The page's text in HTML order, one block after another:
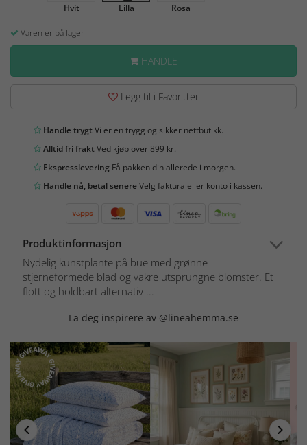
Hvit Lilla Rosa
Varen er på lager
HANDLE
Legg til i Favoritter
Handle trygtVi er en trygg og sikker nettbutikk.
Alltid fri fraktVed kjøp over 899 kr.
Ekspresslevering Få pakken din allerede i morgen.
Handle nå, betal senereVelg faktura eller konto i kassen.
Produktinformasjon
Nydelig kunstplante på bue med grønne
stjerneformede blad og vakre utsprungne blomster. Et
flott og holdbart alternativ ...
La deg inspirere av @lineahemma.se